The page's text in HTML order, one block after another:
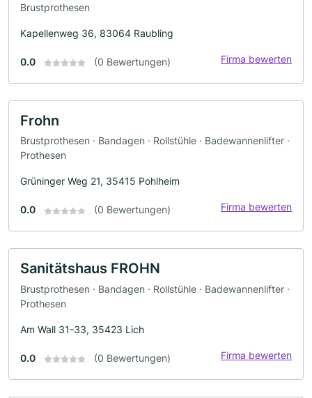
Brustprothesen
Kapellenweg 36, 83064 Raubling
0.0 (0 Bewertungen) Firma bewerten
Frohn
Brustprothesen · Bandagen · Rollstühle · Badewannenlifter ·
Prothesen
Grüninger Weg 21, 35415 Pohlheim
0.0 (0 Bewertungen) Firma bewerten
Sanitätshaus FROHN
Brustprothesen · Bandagen · Rollstühle · Badewannenlifter ·
Prothesen
Am Wall 31-33, 35423 Lich
0.0 (0 Bewertungen) Firma bewerten